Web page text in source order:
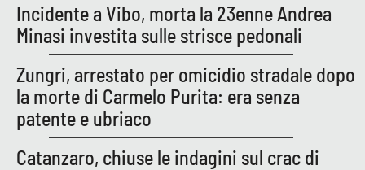
APP
Android
Apple
Incidente a Vibo, morta la 23enne Andrea
Minasi investita sulle strisce pedonali
Zungri, arrestato per omicidio stradale dopo
la morte di Carmelo Purita: era senza
patente e ubriaco
Catanzaro, chiuse le indagini sul crac di